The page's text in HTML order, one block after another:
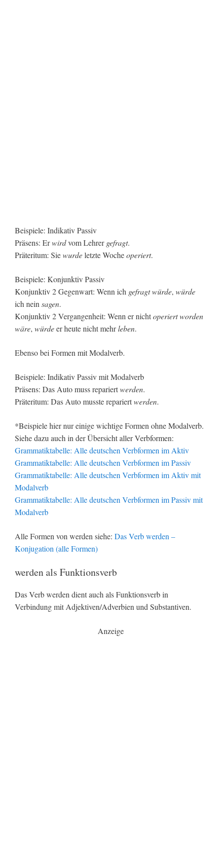
Beispiele: Indikativ Passiv
Präsens: Erwirdvom Lehrergefragt.
Präteritum: Siewurdeletzte Wocheoperiert.
Beispiele: Konjunktiv Passiv
Konjunktiv 2 Gegenwart: Wenn ich gefragt würde, würde
ich nein sagen.
Konjunktiv 2 Vergangenheit: Wenn er nichtoperiert worden
wäre, würdeer heute nicht mehrleben.
Ebenso bei Formen mit Modalverb.
Beispiele: Indikativ Passiv mit Modalverb
Präsens: Das Auto muss repariertwerden.
Präteritum: Das Auto musste repariertwerden.
*Beispiele hier nur einige wichtige Formen ohne Modalverb.
Siehe dazu auch in der Übersicht aller Verbformen:
Grammatiktabelle: Alle deutschen Verbformen im Aktiv
Grammatiktabelle: Alle deutschen Verbformen im Passiv
Grammatiktabelle: Alle deutschen Verbformen im Aktiv mit
Modalverb
Grammatiktabelle: Alle deutschen Verbformen im Passiv mit
Modalverb
Alle Formen von werden siehe: Das Verb werden –
Konjugation (alle Formen)
werden als Funktionsverb
Das Verb werden dient auch als Funktionsverb in
Verbindung mit Adjektiven/Adverbien und Substantiven.
Anzeige